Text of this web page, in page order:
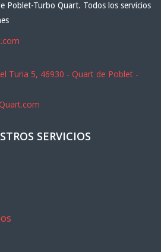
Poblet-Turbo Quart. Todos los servicios
Turia 5, 46930 - Quart de Poblet -
SERVICIOS